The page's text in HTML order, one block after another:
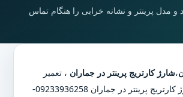
مدل پرینتر و نشانه خرابی را هنگام تماس
،شارژ کارتریج پرینتر در جماران ، تعمیر
کارتریج پرینتر در جماران
09233936258-